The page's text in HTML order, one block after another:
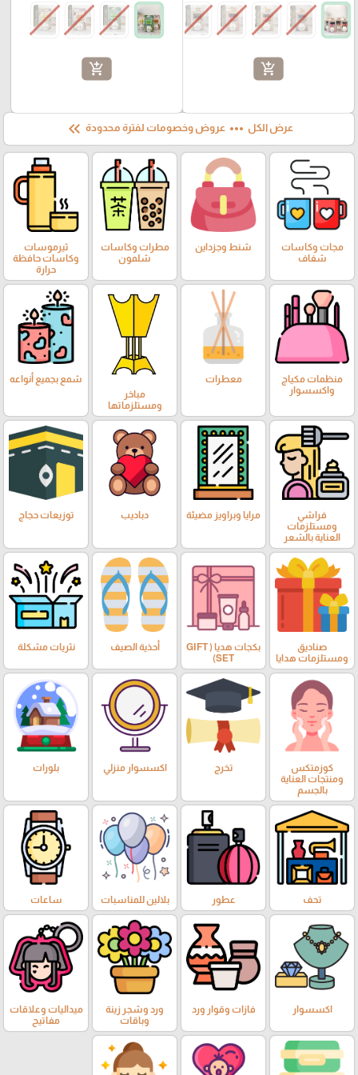
add_shopping_cart
add_shopping_cart
عرض الكل more_horiz عروض وخصومات لفترة محدودة keyboard_double_arrow_left
مجات وكاسات
شفاف
شنط وجزداين
مطرات وكاسات
شلمون
ثيرموسات
وكاسات حافظة
حرارة
منظمات مكياج
واكسسوار
معطرات
مباخر
ومستلزماتها
شمع بجميع أنواعه
فراشي
ومستلزمات
العناية بالشعر
مرايا وبراويز مضيئة دباديب توزيعات حجاج
صناديق
ومستلزمات هدايا
بكجات هديا ( GIFT
SET)
أحذية الصيف نثريات مشكلة
كوزمتكس
ومنتجات العناية
بالجسم
تخرج اكسسوار منزلي بلورات
تحف عطور بلالين للمناسبات ساعات
اكسسوار فازات وقوار ورد
ورد وشجر زينة
وباقات
ميداليات وعلاقات
مفاتيح